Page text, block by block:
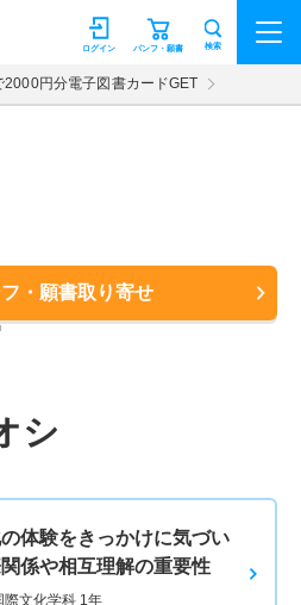
パンフ・願書
ログイン 検索
2000円分電子図書カードGET
・願書取り寄せ
シ
体験をきっかけに気づい
係や相互理解の重要性
際文化学科 1年